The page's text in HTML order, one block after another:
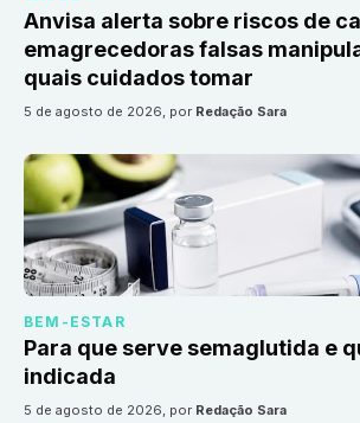
Anvisa alerta sobre riscos de
emagrecedoras falsas
quais cuidados tomar
5 de agosto de 2026, por Redação Sara
BEM-ESTAR
Para que serve semaglutida e
indicada
5 de agosto de 2026, por Redação Sara